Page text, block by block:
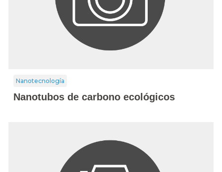
Nanotecnología
Nanotubos de carbono ecológicos